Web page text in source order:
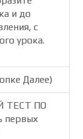
и до
с
урока.
Далее)
ТЕСТ ПО
первых